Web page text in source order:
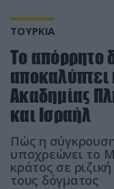
ΤΟΥΡΚΙΑ
Το απόρρητο
αποκαλύπτει
Ακαδημίας
και Ισραήλ
Πώς η
υποχρεώνει το
κράτος σε
τους δόγματος